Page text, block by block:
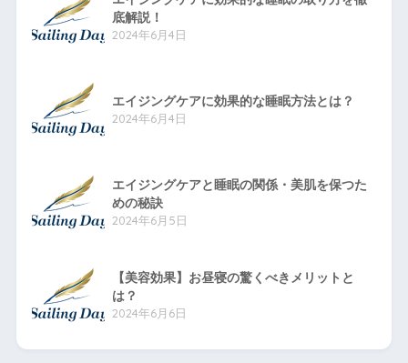
底解説！
2024年6月4日
エイジングケアに効果的な睡眠方法とは？
2024年6月4日
エイジングケアと睡眠の関係・美肌を保つた
めの秘訣
2024年6月5日
【美容効果】お昼寝の驚くべきメリットと
は？
2024年6月6日